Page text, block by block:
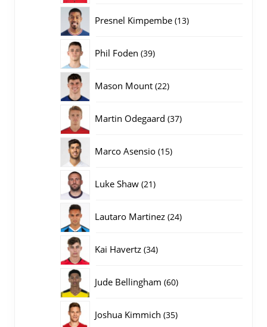
Presnel Kimpembe 1313
Phil Foden 3939
Mason Mount 2222
Martin Odegaard 3737
Marco Asensio 1515
Luke Shaw 2121
Lautaro Martinez 2424
Kai Havertz 3434
Jude Bellingham 6060
Joshua Kimmich 3535